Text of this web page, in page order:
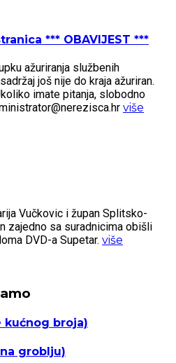
*** OBAVIJEST ***
ažuriranja službenih
još nije do kraja ažuriran.
imate pitanja, slobodno
više
Vučkovic i župan Splitsko-
zajedno sa suradnicima obišli
DVD-a Supetar. više
broja)
groblju)